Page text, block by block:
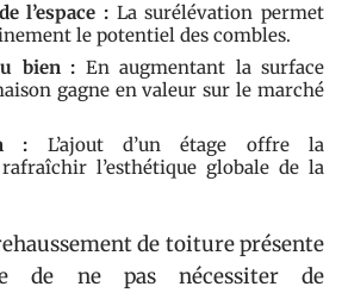
l’espace : La surélévation permet
le potentiel des combles.
bien : En augmentant la surface
gagne en valeur sur le marché
: L’ajout d’un étage offre la
l’esthétique globale de la
de toiture présente
de ne pas nécessiter de